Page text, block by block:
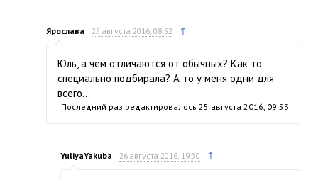
Ярослава 25 августа 2016, 08:52 ↑
Юль, а чем отличаются от обычных? Как то
специально подбирала? А то у меня одни для
всего…
Последний раз редактировалось 25 августа 2016, 09:53
YuliyaYakuba 26 августа 2016, 19:30 ↑